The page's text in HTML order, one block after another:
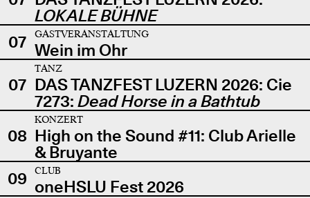
LOKALE BÜHNE
07
GASTVERANSTALTUNG
Wein im Ohr
07
TANZ
DAS TANZFEST LUZERN 2026: Cie
7273: Dead Horse in a Bathtub
08
KONZERT
High on the Sound #11: Club Arielle
& Bruyante
09
CLUB
oneHSLU Fest 2026